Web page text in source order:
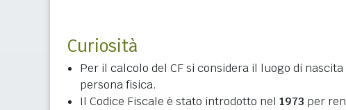
Curiosità
Per il calcolo del CF si considera il luogo di
persona fisica.
Il Codice Fiscale è stato introdotto nel 1973 per